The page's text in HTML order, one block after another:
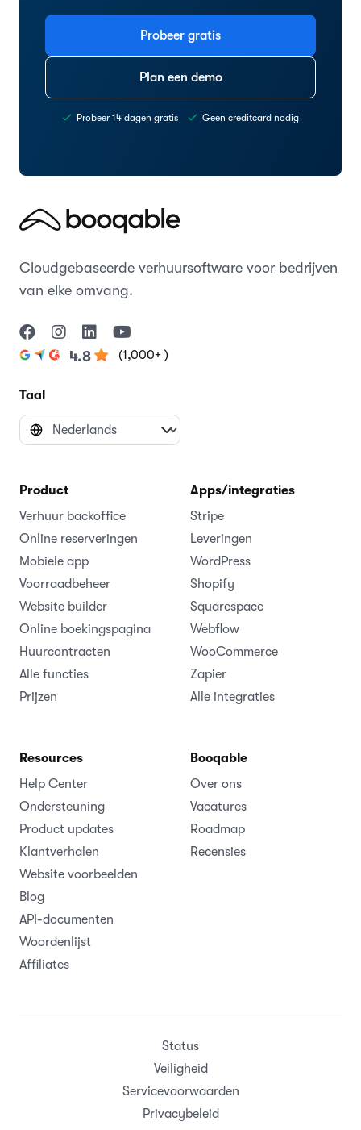
Probeer gratis
Plan een demo
Probeer 14 dagen gratis Geen creditcard nodig
Cloudgebaseerde verhuursoftware voor bedrijven
van elke omvang.
4.8 (1,000+ )
Taal
Product
Verhuur backoffice
Online reserveringen
Mobiele app
Voorraadbeheer
Website builder
Online boekingspagina
Huurcontracten
Alle functies
Prijzen
Apps/integraties
Stripe
Leveringen
WordPress
Shopify
Squarespace
Webflow
WooCommerce
Zapier
Alle integraties
Resources
Help Center
Ondersteuning
Product updates
Klantverhalen
Website voorbeelden
Blog
API-documenten
Woordenlijst
Affiliates
Booqable
Over ons
Vacatures
Roadmap
Recensies
Status
Veiligheid
Servicevoorwaarden
Privacybeleid